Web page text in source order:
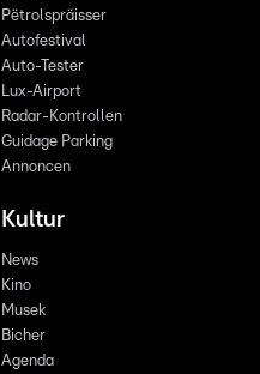
Pëtrolspräisser
Autofestival
Auto-Tester
Lux-Airport
Radar-Kontrollen
Guidage Parking
Annoncen
Kultur
News
Kino
Musek
Bicher
Agenda